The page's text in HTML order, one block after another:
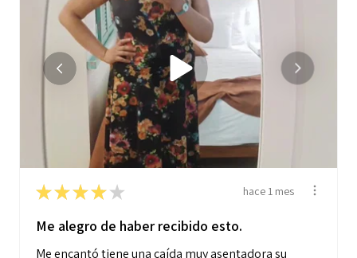
★★★★ ★ hace 1 mes
Me alegro de haber recibido esto.
Me encantó tiene una caída muy asentadora su